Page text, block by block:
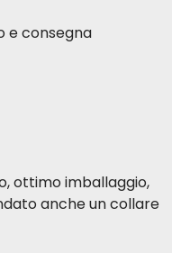
consegna
ottimo imballaggio,
anche un collare